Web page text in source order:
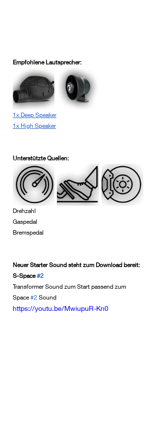
Empfohlene Lautsprecher:
1x Deep Speaker
1x High Speaker
Unterstützte Quellen:
Drehzahl
Gaspedal
Bremspedal
Neuer Starter Sound steht zum Download bereit:
S-Space #2
Transformer Sound zum Start passend zum
Space #2 Sound
https://youtu.be/MwiupuR-Kn0